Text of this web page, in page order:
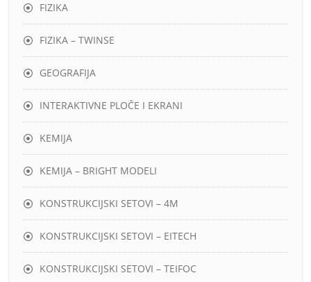
FIZIKA
FIZIKA – TWINSE
GEOGRAFIJA
INTERAKTIVNE PLOČE I EKRANI
KEMIJA
KEMIJA – BRIGHT MODELI
KONSTRUKCIJSKI SETOVI – 4M
KONSTRUKCIJSKI SETOVI – EITECH
KONSTRUKCIJSKI SETOVI – TEIFOC